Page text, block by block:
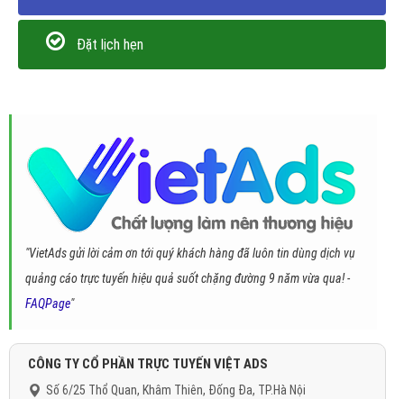
Đặt lịch hẹn
"VietAds gửi lời cảm ơn tới quý khách hàng đã luôn tin dùng dịch vụ
quảng cáo trực tuyến hiệu quả suốt chặng đường 9 năm vừa qua! -
FAQPage"
CÔNG TY CỔ PHẦN TRỰC TUYẾN VIỆT ADS
Số 6/25 Thổ Quan, Khâm Thiên, Đống Đa, TP.Hà Nội